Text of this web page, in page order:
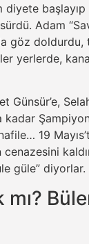
başlayıp
Adam
göz doldurdu,
yerlerde,
Günsür’e,
kadar
19
güle” diyorlar.